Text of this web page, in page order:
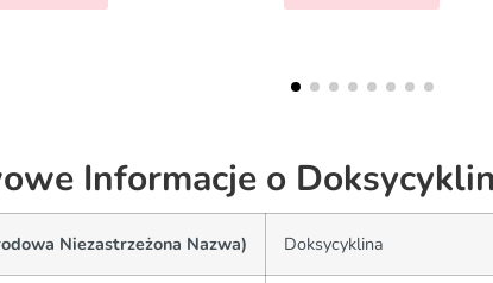
Informacje o
Niezastrzeżona Nazwa) Doksycyklina